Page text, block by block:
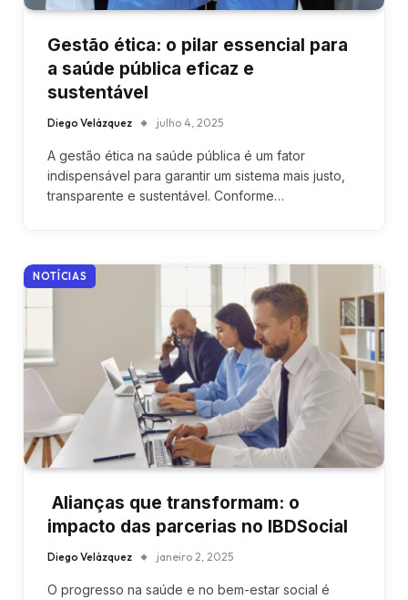
Gestão ética: o pilar essencial para
a saúde pública eficaz e
sustentável
Diego Velázquez julho 4, 2025
A gestão ética na saúde pública é um fator
indispensável para garantir um sistema mais justo,
transparente e sustentável. Conforme…
NOTÍCIAS
Alianças que transformam: o
impacto das parcerias no IBDSocial
Diego Velázquez janeiro 2, 2025
O progresso na saúde e no bem-estar social é